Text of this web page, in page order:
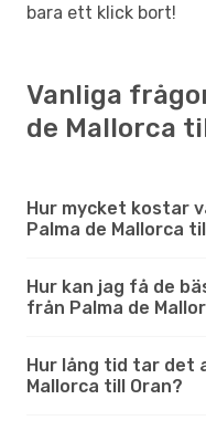
bara ett klick bort!
Vanliga
de Mallorca
Hur mycket kostar
Palma de Mallorca
Hur kan jag få de
från Palma de
Hur lång tid tar det
Mallorca till Oran?